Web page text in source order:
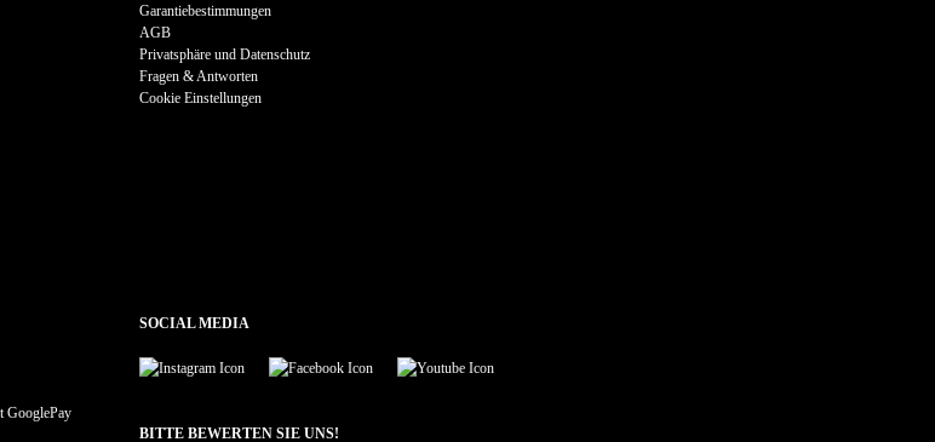
Garantiebestimmungen
AGB
Privatsphäre und Datenschutz
Fragen & Antworten
Cookie Einstellungen
SOCIAL MEDIA
BITTE BEWERTEN SIE UNS!